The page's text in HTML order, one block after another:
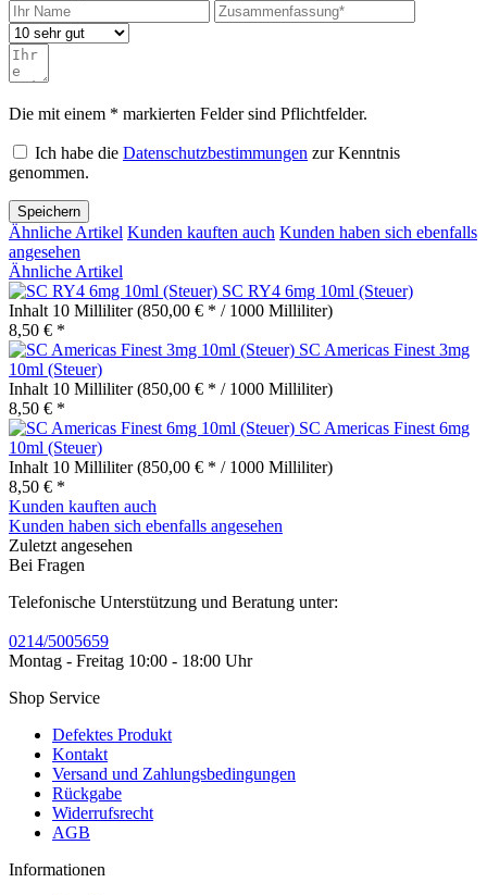
Die mit einem * markierten Felder sind Pflichtfelder.
Ich habe die Datenschutzbestimmungen zur Kenntnis
genommen.
Speichern
Ähnliche Artikel Kunden kauften auch Kunden haben sich ebenfalls
angesehen
Ähnliche Artikel
SC RY4 6mg 10ml (Steuer)
Inhalt 10 Milliliter(850,00 € * / 1000 Milliliter)
8,50 € *
SC Americas Finest 3mg
10ml (Steuer)
Inhalt 10 Milliliter(850,00 € * / 1000 Milliliter)
8,50 € *
SC Americas Finest 6mg
10ml (Steuer)
Inhalt 10 Milliliter(850,00 € * / 1000 Milliliter)
8,50 € *
Kunden kauften auch
Kunden haben sich ebenfalls angesehen
Zuletzt angesehen
Bei Fragen
Telefonische Unterstützung und Beratung unter:
0214/5005659
Montag - Freitag 10:00 - 18:00 Uhr
Shop Service
Defektes Produkt
Kontakt
Versand und Zahlungsbedingungen
Rückgabe
Widerrufsrecht
AGB
Informationen